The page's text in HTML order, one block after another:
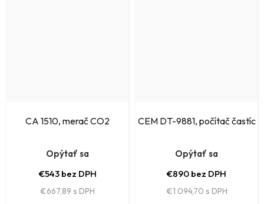
CA 1510, merač CO2
Opýtať sa
€543 bez DPH
€667,89
CEM DT-9881, počítač častíc
Opýtať sa
€890 bez DPH
€1 094,70